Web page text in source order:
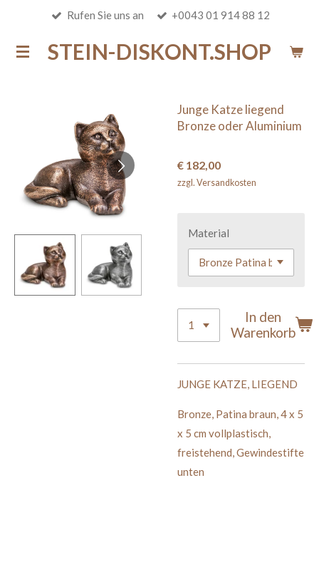
springenSTEIN-DISKONT.SHOP
Rufen Sie uns an +0043 01 914 88 12
Junge Katze liegend
Bronze oder Aluminium
€ 182,00
zzgl. Versandkosten
Material
In den
Warenkorb
JUNGE KATZE, LIEGEND
Bronze, Patina braun, 4 x 5
x 5 cm vollplastisch,
freistehend, Gewindestifte
unten